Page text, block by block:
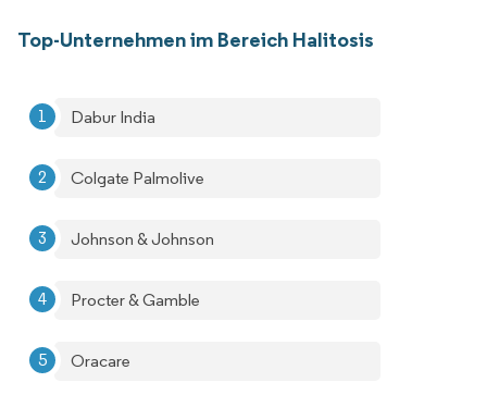
Top-Unternehmen im Bereich Halitosis
Dabur India
Colgate Palmolive
Johnson & Johnson
Procter & Gamble
Oracare